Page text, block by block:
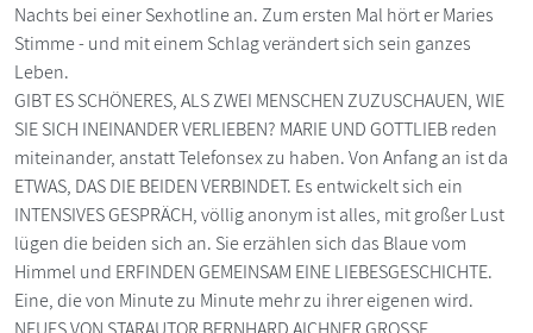
Nachts bei einer Sexhotline an. Zum ersten Mal hört er Maries
Stimme - und mit einem Schlag verändert sich sein ganzes
Leben.
GIBT ES SCHÖNERES, ALS ZWEI MENSCHEN ZUZUSCHAUEN, WIE
SIE SICH INEINANDER VERLIEBEN? MARIE UND GOTTLIEB reden
miteinander, anstatt Telefonsex zu haben. Von Anfang an ist da
ETWAS, DAS DIE BEIDEN VERBINDET. Es entwickelt sich ein
INTENSIVES GESPRÄCH, völlig anonym ist alles, mit großer Lust
lügen die beiden sich an. Sie erzählen sich das Blaue vom
Himmel und ERFINDEN GEMEINSAM EINE LIEBESGESCHICHTE.
Eine, die von Minute zu Minute mehr zu ihrer eigenen wird.